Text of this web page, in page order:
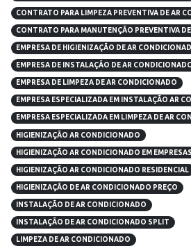
CONTRATO PARA LIMPEZA PREVENTIVA DE AR
CONTRATO PARA MANUTENÇÃO PREVENTIVA
EMPRESA DE HIGIENIZAÇÃO DE AR
EMPRESA DE INSTALAÇÃO DE AR
EMPRESA DE LIMPEZA DE AR CONDICIONADO
EMPRESA ESPECIALIZADA EM INSTALAÇÃO AR
EMPRESA ESPECIALIZADA EM LIMPEZA DE AR
HIGIENIZAÇÃO AR CONDICIONADO
HIGIENIZAÇÃO AR CONDICIONADO EM EMPRESAS
HIGIENIZAÇÃO AR CONDICIONADO RESIDENCIAL
HIGIENIZAÇÃO DE AR CONDICIONADO PREÇO
INSTALAÇÃO DE AR CONDICIONADO
INSTALAÇÃO DE AR CONDICIONADO SPLIT
LIMPEZA DE AR CONDICIONADO